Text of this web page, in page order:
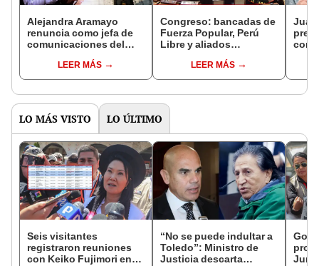
Alejandra Aramayo
renuncia como jefa de
comunicaciones del
RepúblicaLEER MÁS
Congreso: bancadas de
Fuerza Popular, Perú
Libre y aliados
de Harvey Colchado en
Comisión de
LEER MÁS
LO MÁS VISTO LO ÚLTIMO
Seis visitantes
registraron reuniones
con Keiko Fujimori en
“No se puede indultar a
Toledo”: Ministro de
Justicia descarta